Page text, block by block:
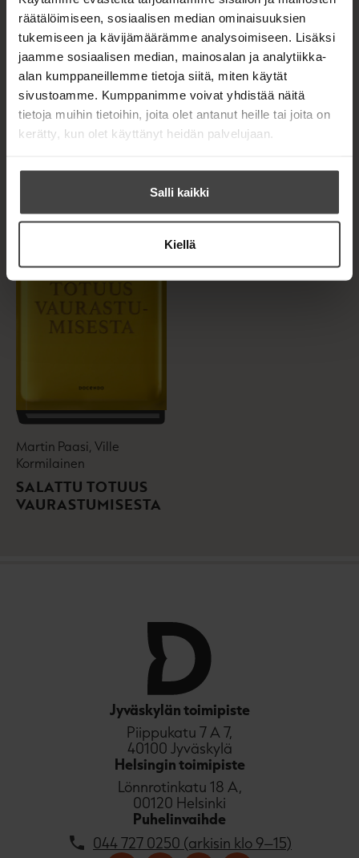
räätälöimiseen, sosiaalisen median ominaisuuksien
tukemiseen ja kävijämäärämme analysoimiseen. Lisäksi
jaamme sosiaalisen median, mainosalan ja analytiikka-
alan kumppaneillemme tietoja siitä, miten käytät
sivustoamme. Kumppanimme voivat yhdistää näitä
tietoja muihin tietoihin, joita olet antanut heille tai joita on
kerätty, kun olet käyttänyt heidän palvelujaan.
Salli kaikki
Kiellä
Kuva: Petri Mast
TEOKSET
Martin Paasi, Ville
Kormilainen
SALATTU TOTUUS
VAURASTUMISESTA
Jyväskylän toimipiste
Piippukatu 7 A 7,
40100 Jyväskylä
Helsingin toimipiste
Lönnrotinkatu 18 A,
00120 Helsinki
Puhelinvaihde
044 727 0250 (arkisin klo 9–15)